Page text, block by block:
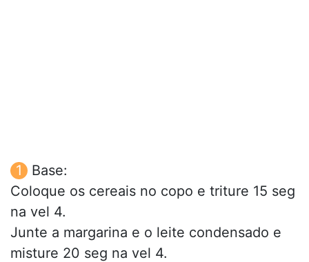
Base:
Coloque os cereais no copo e triture 15 seg
na vel 4.
Junte a margarina e o leite condensado e
misture 20 seg na vel 4.